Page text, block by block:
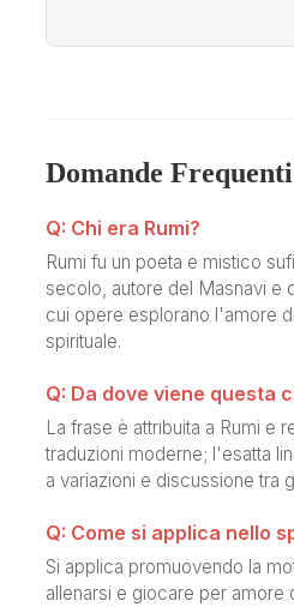
Domande
Q: Chi era Rumi?
Rumi fu un poeta e mistico
secolo, autore del Masnavi e
cui opere esplorano l'amore
spirituale.
Q: Da dove viene questa
La frase è attribuita a Rumi e
traduzioni moderne; l'esatta
a variazioni e discussione tra
Q: Come si applica nello
Si applica promuovendo la
allenarsi e giocare per amore